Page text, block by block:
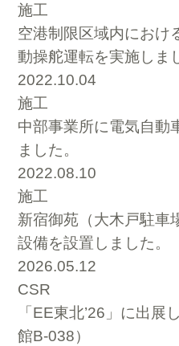
施工
空港制限区域内におけ
動操舵運転を実施しま
2022.10.04
施工
中部事業所に電気自動
ました。
2022.08.10
施工
新宿御苑（大木戸駐車
設備を設置しました。
2026.05.12
CSR
「EE東北’26」に出展
館B-038）